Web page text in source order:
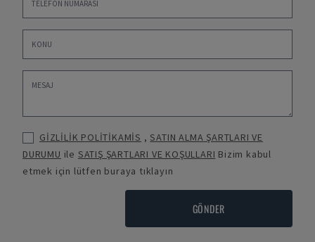
GİZLİLİK POLİTİKAMİS ,SATIN ALMA ŞARTLARI VE
DURUMU ile SATIŞ ŞARTLARI VE KOŞULLARI Bizim kabul
etmek için lütfen buraya tıklayın
GÖNDER